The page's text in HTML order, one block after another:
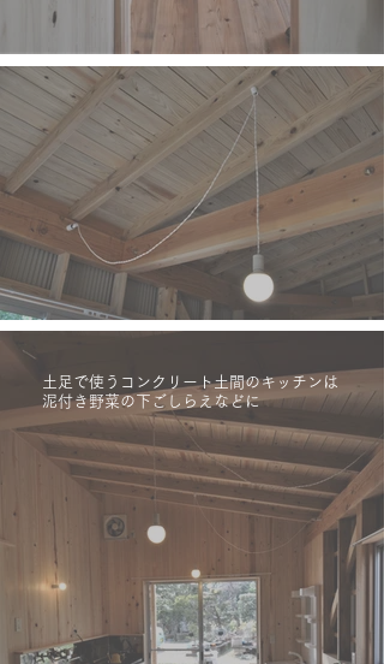
土足で使うコンクリート土間のキッチンは
泥付き野菜の下ごしらえなどに